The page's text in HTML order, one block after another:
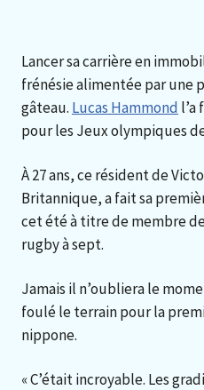
Lancer sa carrière en
frénésie alimentée par une
gâteau. Lucas Hammond
pour les Jeux olympiques
À 27 ans, ce résident de
Britannique, a fait sa
cet été à titre de membre
rugby à sept.
Jamais il n’oubliera le
foulé le terrain pour la
nippone.
« C’était incroyable. Les